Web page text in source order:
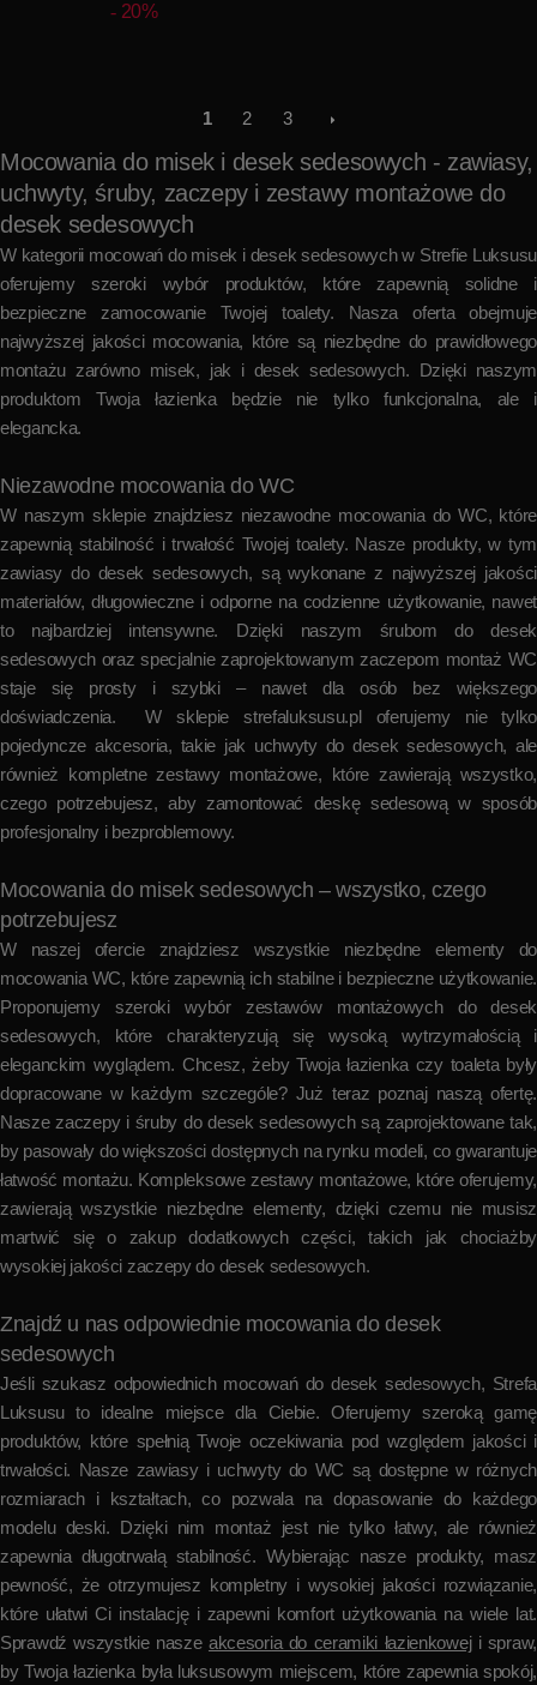
20%
1 2 3
Mocowania do misek i desek sedesowych - zawiasy,
uchwyty, śruby, zaczepy i zestawy montażowe do
desek sedesowych
W kategorii mocowań do misek i desek sedesowych w Strefie Luksusu
oferujemy szeroki wybór produktów, które zapewnią solidne i
bezpieczne zamocowanie Twojej toalety. Nasza oferta obejmuje
najwyższej jakości mocowania, które są niezbędne do prawidłowego
montażu zarówno misek, jak i desek sedesowych. Dzięki naszym
produktom Twoja łazienka będzie nie tylko funkcjonalna, ale i
elegancka.
Niezawodne mocowania do WC
W naszym sklepie znajdziesz niezawodne mocowania do WC, które
zapewnią stabilność i trwałość Twojej toalety. Nasze produkty, w tym
zawiasy do desek sedesowych, są wykonane z najwyższej jakości
materiałów, długowieczne i odporne na codzienne użytkowanie, nawet
to najbardziej intensywne. Dzięki naszym śrubom do desek
sedesowych oraz specjalnie zaprojektowanym zaczepom montaż WC
staje się prosty i szybki – nawet dla osób bez większego
doświadczenia. W sklepie strefaluksusu.pl oferujemy nie tylko
pojedyncze akcesoria, takie jak uchwyty do desek sedesowych, ale
również kompletne zestawy montażowe, które zawierają wszystko,
czego potrzebujesz, aby zamontować deskę sedesową w sposób
profesjonalny i bezproblemowy.
Mocowania do misek sedesowych – wszystko, czego
potrzebujesz
W naszej ofercie znajdziesz wszystkie niezbędne elementy do
mocowania WC, które zapewnią ich stabilne i bezpieczne użytkowanie.
Proponujemy szeroki wybór zestawów montażowych do desek
sedesowych, które charakteryzują się wysoką wytrzymałością i
eleganckim wyglądem. Chcesz, żeby Twoja łazienka czy toaleta były
dopracowane w każdym szczególe? Już teraz poznaj naszą ofertę.
Nasze zaczepy i śruby do desek sedesowych są zaprojektowane tak,
by pasowały do większości dostępnych na rynku modeli, co gwarantuje
łatwość montażu. Kompleksowe zestawy montażowe, które oferujemy,
zawierają wszystkie niezbędne elementy, dzięki czemu nie musisz
martwić się o zakup dodatkowych części, takich jak chociażby
wysokiej jakości zaczepy do desek sedesowych.
Znajdź u nas odpowiednie mocowania do desek
sedesowych
Jeśli szukasz odpowiednich mocowań do desek sedesowych, Strefa
Luksusu to idealne miejsce dla Ciebie. Oferujemy szeroką gamę
produktów, które spełnią Twoje oczekiwania pod względem jakości i
trwałości. Nasze zawiasy i uchwyty do WC są dostępne w różnych
rozmiarach i kształtach, co pozwala na dopasowanie do każdego
modelu deski. Dzięki nim montaż jest nie tylko łatwy, ale również
zapewnia długotrwałą stabilność. Wybierając nasze produkty, masz
pewność, że otrzymujesz kompletny i wysokiej jakości rozwiązanie,
które ułatwi Ci instalację i zapewni komfort użytkowania na wiele lat.
Sprawdź wszystkie nasze akcesoria do ceramiki łazienkoweji spraw,
by Twoja łazienka była luksusowym miejscem, które zapewnia spokój,